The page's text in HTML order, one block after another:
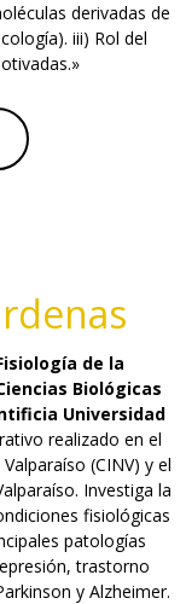
derivadas de
iii) Rol del
de la
Biológicas
Universidad
realizado en el
(CINV) y el
Investiga la
fisiológicas
patologías
trastorno
y Alzheimer.